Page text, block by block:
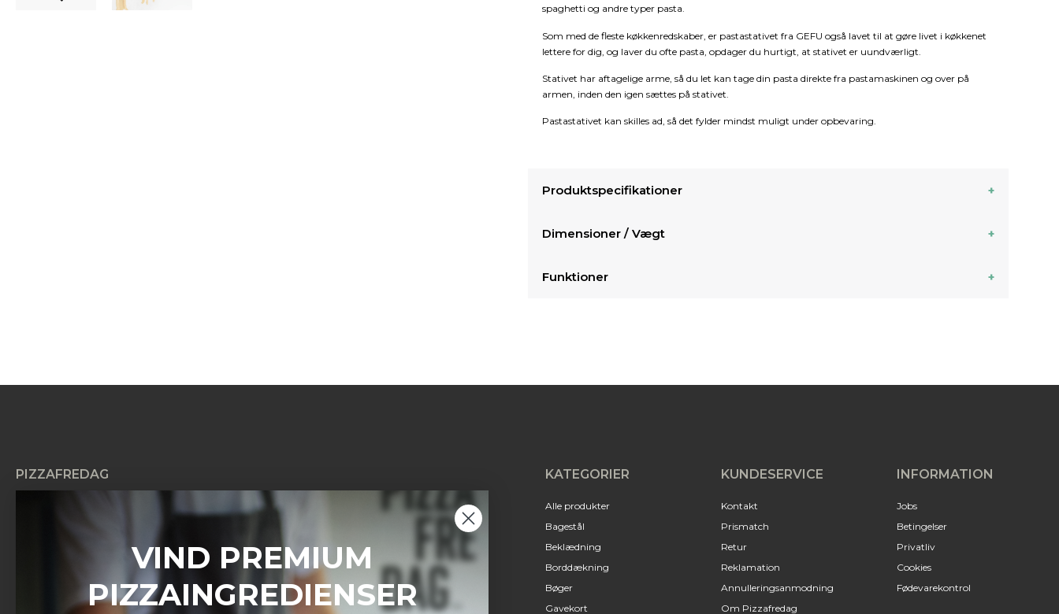
spaghetti og andre typer pasta.
Som med de fleste køkkenredskaber, er pastastativet fra GEFU også lavet til at gøre livet i køkkenet
lettere for dig, og laver du ofte pasta, opdager du hurtigt, at stativet er uundværligt.
Stativet har aftagelige arme, så du let kan tage din pasta direkte fra pastamaskinen og over på
armen, inden den igen sættes på stativet.
Pastastativet kan skilles ad, så det fylder mindst muligt under opbevaring.
Produktspecifikationer
Dimensioner / Vægt
Funktioner
PIZZAFREDAG
Man – Søn:08:00 – 20:00
KATEGORIER
Alle produkter
Bagestål
Beklædning
Borddækning
Bøger
Gavekort
KUNDESERVICE
Kontakt
Prismatch
Retur
Reklamation
Annulleringsanmodning
Om Pizzafredag
INFORMATION
Jobs
Betingelser
Privatliv
Cookies
Fødevarekontrol
VIND PREMIUM
PIZZAINGREDIENSER